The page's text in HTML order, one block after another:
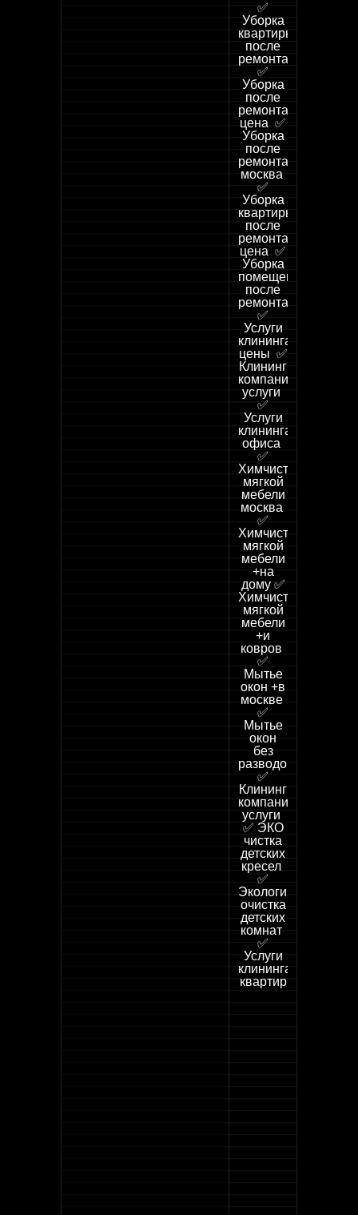
✅
Уборка
квартиры
после
ремонта
✅
Уборка
после
ремонта
цена ✅
Уборка
после
ремонта
москва
✅
Уборка
квартиры
после
ремонта
цена ✅
Уборка
помещений
после
ремонта
✅
Услуги
клининга
цены ✅
Клининг
компания
услуги
✅
Услуги
клининга
офиса
✅
Химчистка
мягкой
мебели
москва
✅
Химчистка
мягкой
мебели
+на
дому ✅
Химчистка
мягкой
мебели
+и
ковров
✅
Мытье
окон +в
москве
✅
Мытье
окон
без
разводов
✅
Клининг
компания
услуги
✅ ЭКО
чистка
детских
кресел
✅
Экологическая
очистка
детских
комнат
✅
Услуги
клининга
квартир